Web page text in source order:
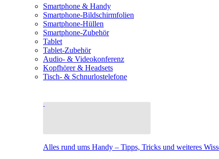
Smartphone & Handy
Smartphone-Bildschirmfolien
Smartphone-Hüllen
Smartphone-Zubehör
Tablet
Tablet-Zubehör
Audio- & Videokonferenz
Kopfhörer & Headsets
Tisch- & Schnurlostelefone
Alles rund ums Handy – Tipps, Tricks und weiteres